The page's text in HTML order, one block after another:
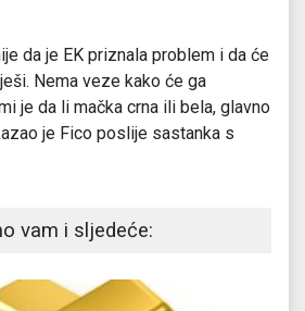
da je EK priznala problem i da će
Nema veze kako će ga
je da li mačka crna ili bela, glavno
je Fico poslije sastanka s
vam i sljedeće: